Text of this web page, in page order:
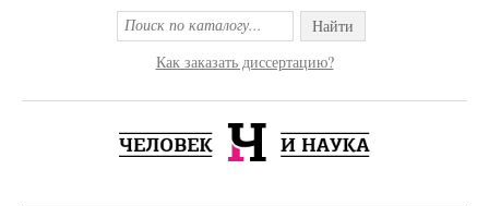
Найти
Как заказать диссертацию?